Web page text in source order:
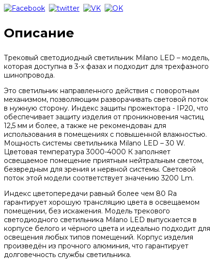
Описание
Трековый светодиодный светильник Milano LED – модель,
которая доступна в 3-х фазах и подходит для трехфазного
шинопровода.
Это светильник направленного действия с поворотным
механизмом, позволяющим разворачивать световой поток
в нужную сторону. Индекс защиты прожектора - IP20, что
обеспечивает защиту изделия от проникновения частиц
12,5 мм и более, а также не рекомендован для
использования в помещениях с повышенной влажностью.
Мощность системы светильника Milano LED – 30 W.
Цветовая температура 3000-4000 К заполняет
освещаемое помещение приятным нейтральным светом,
безвредным для зрения и нервной системы. Световой
поток этой модели соответствует значению 3200 Lm.
Индекс цветопередачи равный более чем 80 Ra
гарантирует хорошую трансляцию цвета в освещаемом
помещении, без искажения. Модель трекового
светодиодного светильника Milano LED выпускается в
корпусе белого и чёрного цвета и идеально подходит для
освещения любых типов помещений. Корпус изделия
произведён из прочного алюминия, что гарантирует
долговечность службы светильника.